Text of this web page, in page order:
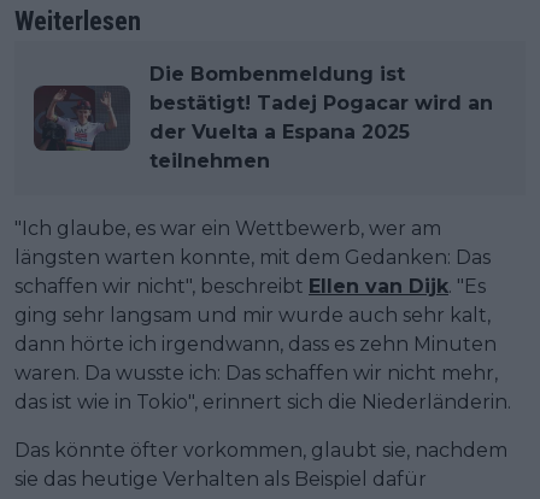
Weiterlesen
Die Bombenmeldung ist
bestätigt! Tadej Pogacar wird an
der Vuelta a Espana 2025
teilnehmen
"Ich glaube, es war ein Wettbewerb, wer am
längsten warten konnte, mit dem Gedanken: Das
schaffen wir nicht", beschreibt Ellen van Dijk. "Es
ging sehr langsam und mir wurde auch sehr kalt,
dann hörte ich irgendwann, dass es zehn Minuten
waren. Da wusste ich: Das schaffen wir nicht mehr,
das ist wie in Tokio", erinnert sich die Niederländerin.
Das könnte öfter vorkommen, glaubt sie, nachdem
sie das heutige Verhalten als Beispiel dafür